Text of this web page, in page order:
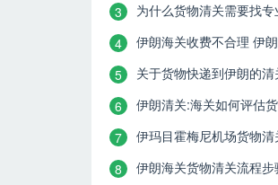
3
为什么货物清关需要找
4
伊朗海关收费不合理 伊
5
关于货物快递到伊朗的清
6
伊朗清关:海关如何评估
7
伊玛目霍梅尼机场货物清
8
伊朗海关货物清关流程步